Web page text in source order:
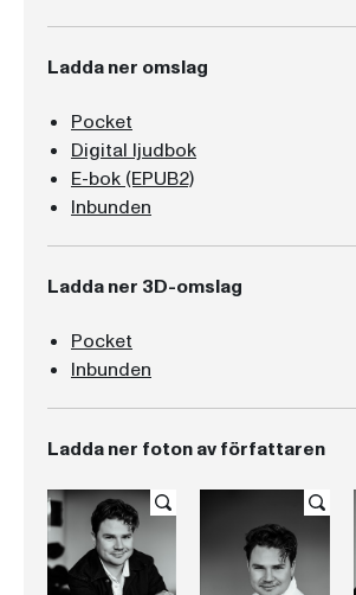
Ladda ner omslag
Pocket
Digital ljudbok
E-bok (EPUB2)
Inbunden
Ladda ner 3D-omslag
Pocket
Inbunden
Ladda ner foton av författaren